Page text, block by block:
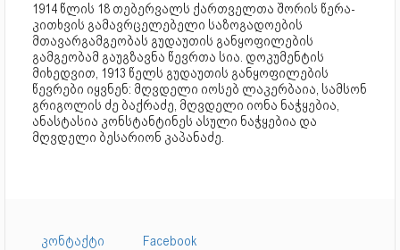
1914 წლის 18 თებერვალს ქართველთა შორის წერა-
კითხვის გამავრცელებელი საზოგადოების
მთავარგამგეობას გუდაუთის განყოფილების
გამგეობამ გაუგზავნა წევრთა სია. დოკუმენტის
მიხედვით, 1913 წელს გუდაუთის განყოფილების
წევრები იყვნენ: მღვდელი იოსებ ლაკერბაია, სამსონ
გრიგოლის ძე ბაქრაძე, მღვდელი იონა ნაჭყებია,
ანასტასია კონსტანტინეს ასული ნაჭყებია და
მღვდელი ბესარიონ კაპანაძე.
კონტაქტი
Facebook